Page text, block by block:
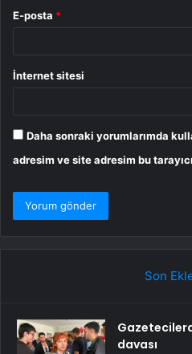
E-posta *
İnternet sitesi
Daha sonraki yorumlarımda
adresim ve site adresim bu
Son
davası